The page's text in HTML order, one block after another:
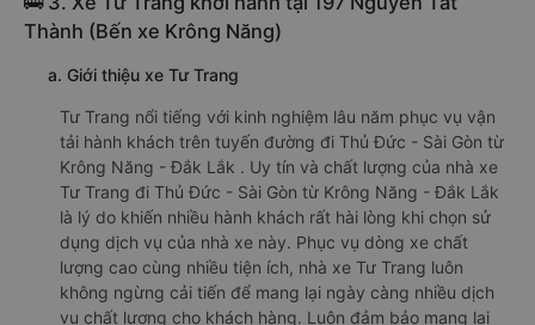
Thành (Bến xe Krông Năng)
a. Giới thiệu xe Tư Trang
Tư Trang nổi tiếng với kinh nghiệm lâu năm phục vụ vận
tải hành khách trên tuyến đường đi Thủ Đức - Sài Gòn từ
Krông Năng - Đắk Lắk . Uy tín và chất lượng của nhà xe
Tư Trang đi Thủ Đức - Sài Gòn từ Krông Năng - Đắk Lắk
là lý do khiến nhiều hành khách rất hài lòng khi chọn sử
dụng dịch vụ của nhà xe này. Phục vụ dòng xe chất
lượng cao cùng nhiều tiện ích, nhà xe Tư Trang luôn
không ngừng cải tiến để mang lại ngày càng nhiều dịch
vụ chất lượng cho khách hàng. Luôn đảm bảo mang lại